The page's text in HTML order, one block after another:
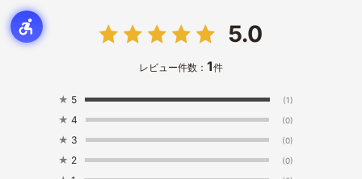
5.0
レビュー件数： 1件
★ 5 (1)
★ 4 (0)
★ 3 (0)
★ 2 (0)